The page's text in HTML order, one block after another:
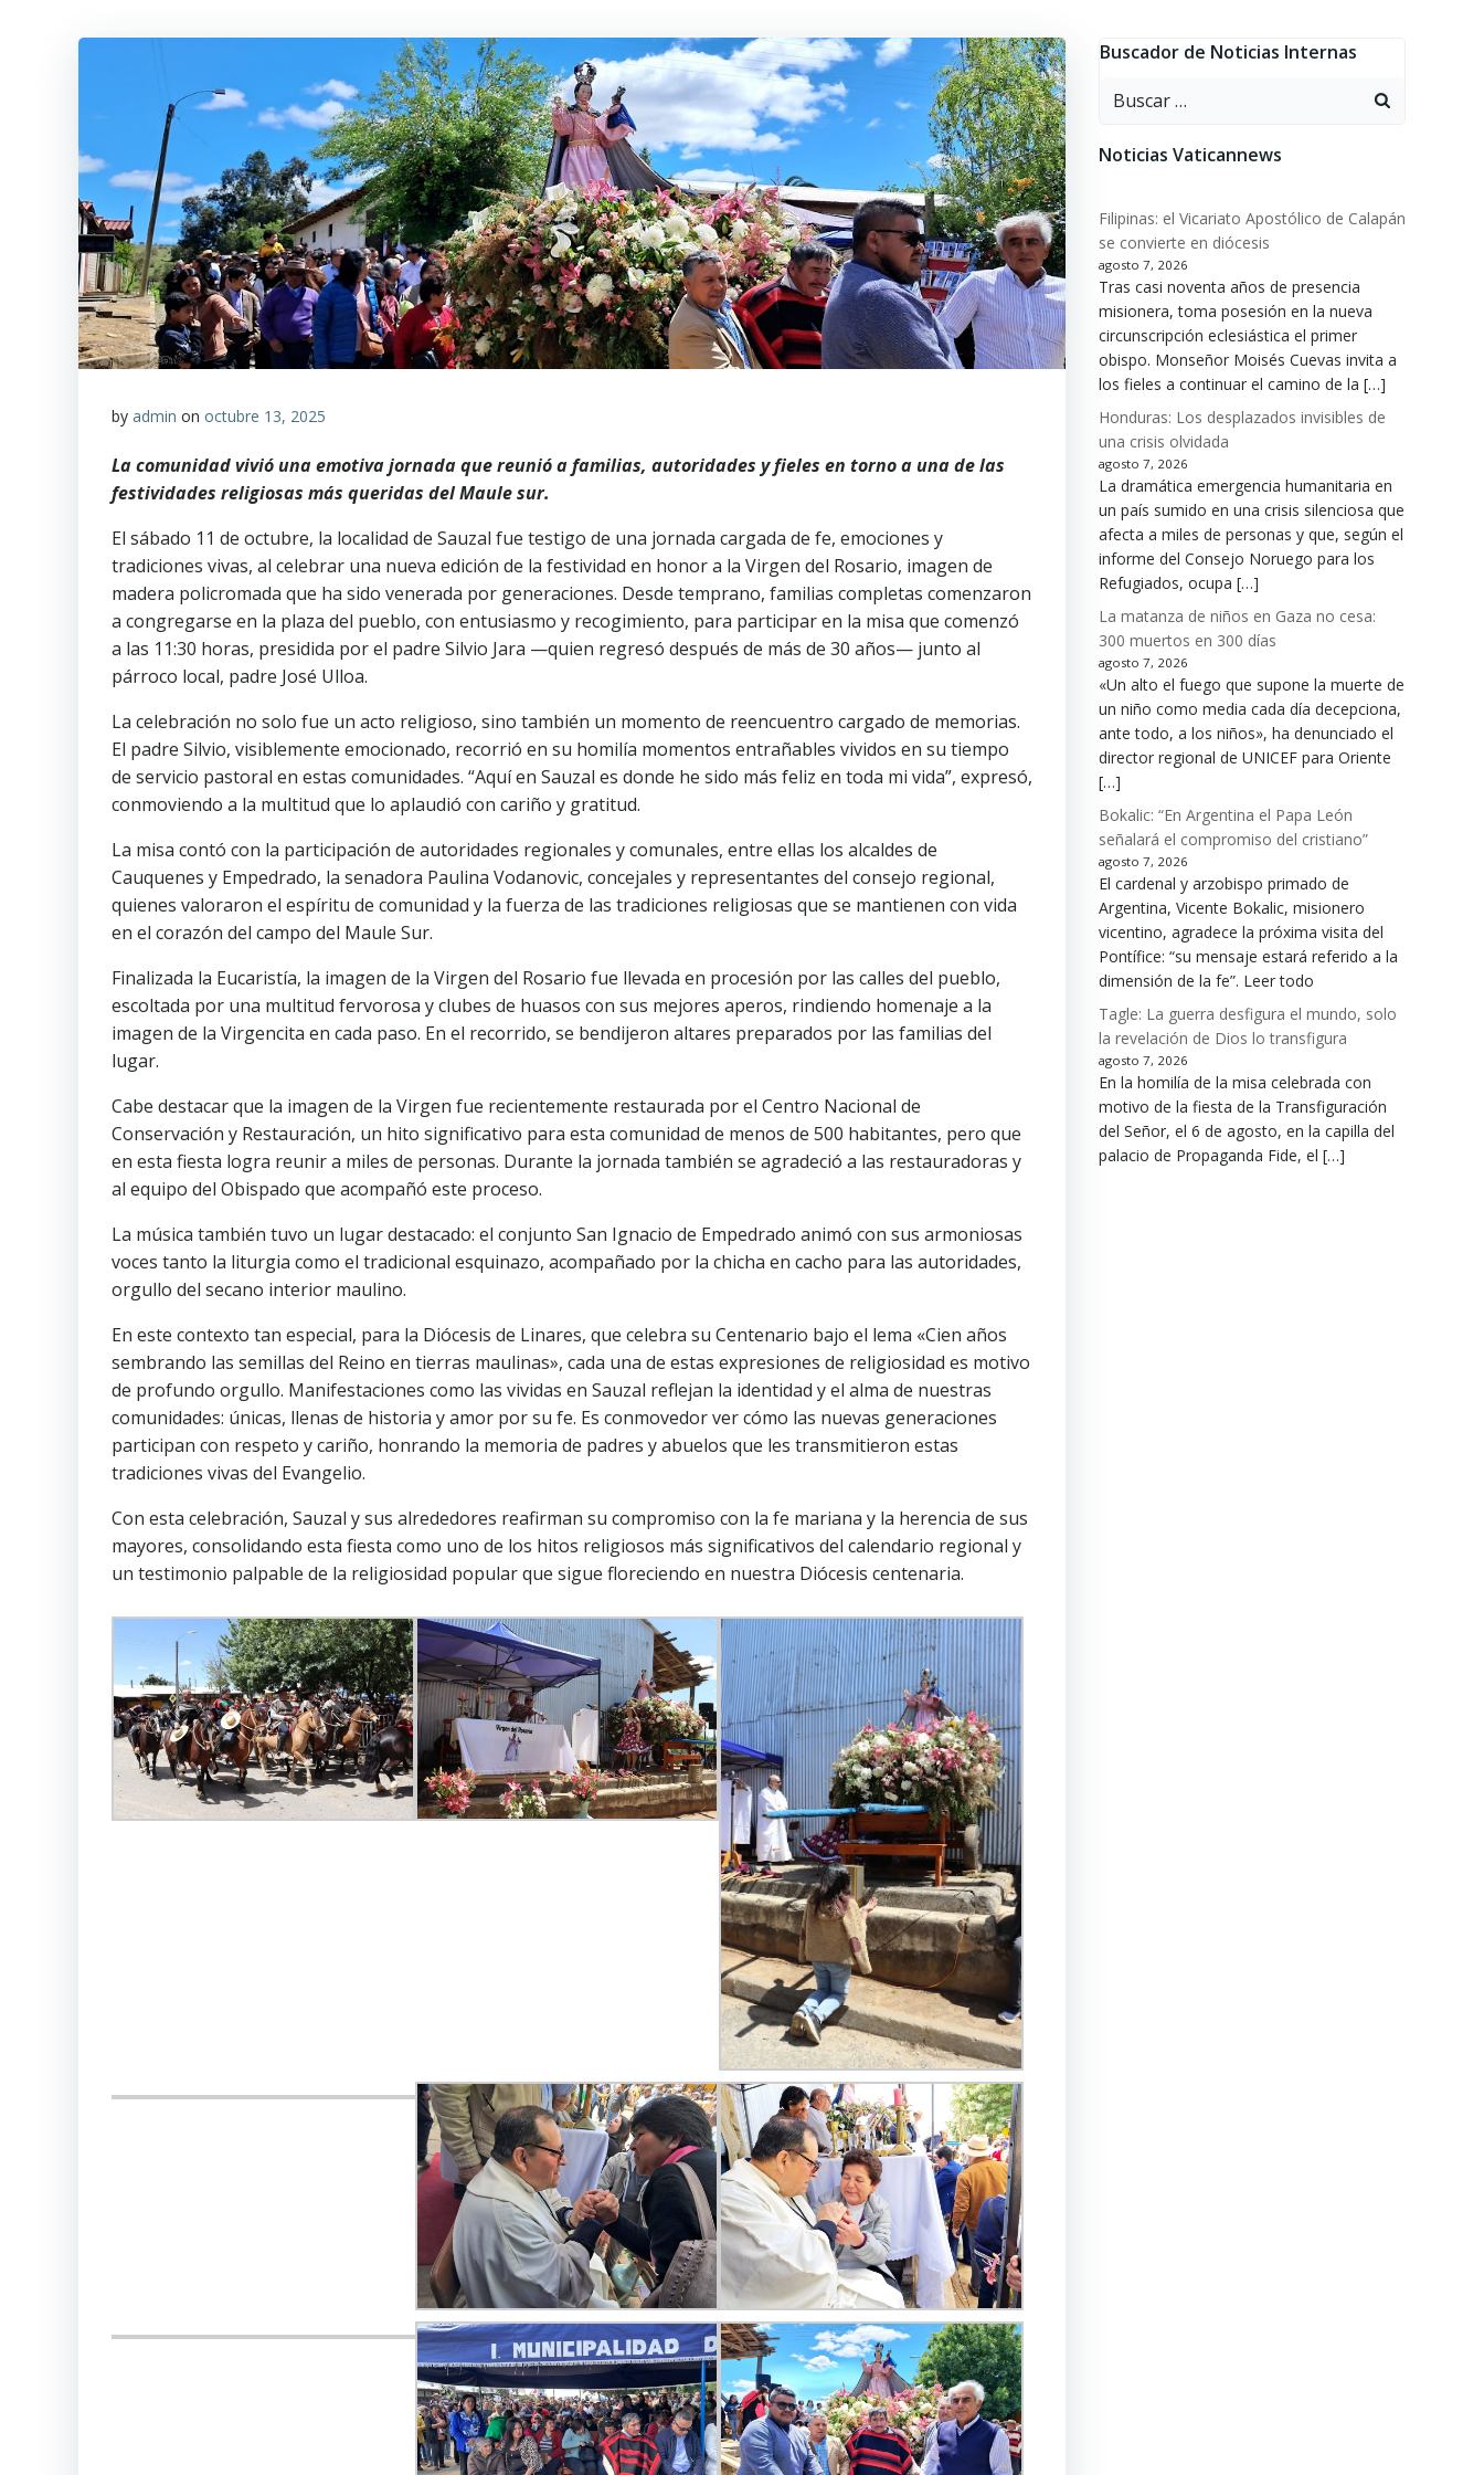
by admin on octubre 13, 2025
La comunidad vivió una emotiva jornada que reunió a familias, autoridades y fieles en torno a una de las
festividades religiosas más queridas del Maule sur.
El sábado 11 de octubre, la localidad de Sauzal fue testigo de una jornada cargada de fe, emociones y
tradiciones vivas, al celebrar una nueva edición de la festividad en honor a la Virgen del Rosario, imagen de
madera policromada que ha sido venerada por generaciones. Desde temprano, familias completas comenzaron
a congregarse en la plaza del pueblo, con entusiasmo y recogimiento, para participar en la misa que comenzó
a las 11:30 horas, presidida por el padre Silvio Jara —quien regresó después de más de 30 años— junto al
párroco local, padre José Ulloa.
La celebración no solo fue un acto religioso, sino también un momento de reencuentro cargado de memorias.
El padre Silvio, visiblemente emocionado, recorrió en su homilía momentos entrañables vividos en su tiempo
de servicio pastoral en estas comunidades. “Aquí en Sauzal es donde he sido más feliz en toda mi vida”, expresó,
conmoviendo a la multitud que lo aplaudió con cariño y gratitud.
La misa contó con la participación de autoridades regionales y comunales, entre ellas los alcaldes de
Cauquenes y Empedrado, la senadora Paulina Vodanovic, concejales y representantes del consejo regional,
quienes valoraron el espíritu de comunidad y la fuerza de las tradiciones religiosas que se mantienen con vida
en el corazón del campo del Maule Sur.
Finalizada la Eucaristía, la imagen de la Virgen del Rosario fue llevada en procesión por las calles del pueblo,
escoltada por una multitud fervorosa y clubes de huasos con sus mejores aperos, rindiendo homenaje a la
imagen de la Virgencita en cada paso. En el recorrido, se bendijeron altares preparados por las familias del
lugar.
Cabe destacar que la imagen de la Virgen fue recientemente restaurada por el Centro Nacional de
Conservación y Restauración, un hito significativo para esta comunidad de menos de 500 habitantes, pero que
en esta fiesta logra reunir a miles de personas. Durante la jornada también se agradeció a las restauradoras y
al equipo del Obispado que acompañó este proceso.
La música también tuvo un lugar destacado: el conjunto San Ignacio de Empedrado animó con sus armoniosas
voces tanto la liturgia como el tradicional esquinazo, acompañado por la chicha en cacho para las autoridades,
orgullo del secano interior maulino.
En este contexto tan especial, para la Diócesis de Linares, que celebra su Centenario bajo el lema «Cien años
sembrando las semillas del Reino en tierras maulinas», cada una de estas expresiones de religiosidad es motivo
de profundo orgullo. Manifestaciones como las vividas en Sauzal reflejan la identidad y el alma de nuestras
comunidades: únicas, llenas de historia y amor por su fe. Es conmovedor ver cómo las nuevas generaciones
participan con respeto y cariño, honrando la memoria de padres y abuelos que les transmitieron estas
tradiciones vivas del Evangelio.
Con esta celebración, Sauzal y sus alrededores reafirman su compromiso con la fe mariana y la herencia de sus
mayores, consolidando esta fiesta como uno de los hitos religiosos más significativos del calendario regional y
un testimonio palpable de la religiosidad popular que sigue floreciendo en nuestra Diócesis centenaria.
Buscador de Noticias Internas
Buscar:
Noticias Vaticannews
Filipinas: el Vicariato Apostólico de Calapán
se convierte en diócesis
agosto 7, 2026
Tras casi noventa años de presencia
misionera, toma posesión en la nueva
circunscripción eclesiástica el primer
obispo. Monseñor Moisés Cuevas invita a
los fieles a continuar el camino de la […]
Honduras: Los desplazados invisibles de
una crisis olvidada
agosto 7, 2026
La dramática emergencia humanitaria en
un país sumido en una crisis silenciosa que
afecta a miles de personas y que, según el
informe del Consejo Noruego para los
Refugiados, ocupa […]
La matanza de niños en Gaza no cesa:
300 muertos en 300 días
agosto 7, 2026
«Un alto el fuego que supone la muerte de
un niño como media cada día decepciona,
ante todo, a los niños», ha denunciado el
director regional de UNICEF para Oriente
[…]
Bokalic: “En Argentina el Papa León
señalará el compromiso del cristiano”
agosto 7, 2026
El cardenal y arzobispo primado de
Argentina, Vicente Bokalic, misionero
vicentino, agradece la próxima visita del
Pontífice: “su mensaje estará referido a la
dimensión de la fe”. Leer todo
Tagle: La guerra desfigura el mundo, solo
la revelación de Dios lo transfigura
agosto 7, 2026
En la homilía de la misa celebrada con
motivo de la fiesta de la Transfiguración
del Señor, el 6 de agosto, en la capilla del
palacio de Propaganda Fide, el […]